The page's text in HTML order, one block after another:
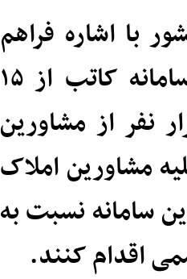
با اشاره فراهم
شدن امکان اتصال مشاورین املاک به سامانه کاتب از ۱۵
گفت: تا کنون بیش از ۲۰ هزار نفر از مشاورین
مشاورین املاک
سامانه نسبت به
اقدام کنند.